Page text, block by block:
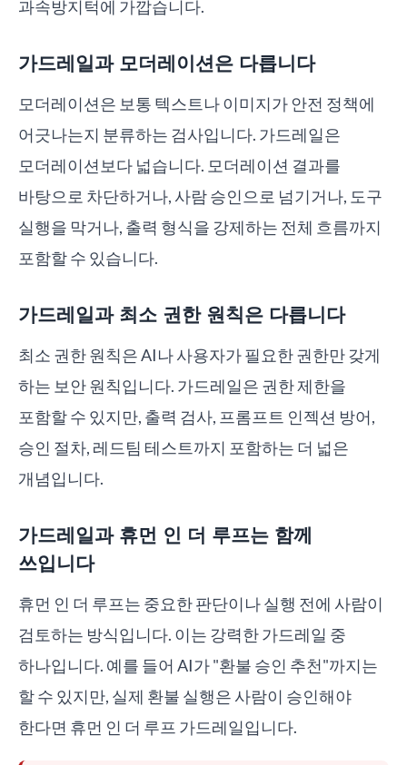
과속방지턱에 가깝습니다.
가드레일과 모더레이션은 다릅니다
모더레이션은 보통 텍스트나 이미지가 안전 정책에
어긋나는지 분류하는 검사입니다. 가드레일은
모더레이션보다 넓습니다. 모더레이션 결과를
바탕으로 차단하거나, 사람 승인으로 넘기거나, 도구
실행을 막거나, 출력 형식을 강제하는 전체 흐름까지
포함할 수 있습니다.
가드레일과 최소 권한 원칙은 다릅니다
최소 권한 원칙은 AI나 사용자가 필요한 권한만 갖게
하는 보안 원칙입니다. 가드레일은 권한 제한을
포함할 수 있지만, 출력 검사, 프롬프트 인젝션 방어,
승인 절차, 레드팀 테스트까지 포함하는 더 넓은
개념입니다.
가드레일과 휴먼 인 더 루프는 함께
쓰입니다
휴먼 인 더 루프는 중요한 판단이나 실행 전에 사람이
검토하는 방식입니다. 이는 강력한 가드레일 중
하나입니다. 예를 들어 AI가 "환불 승인 추천"까지는
할 수 있지만, 실제 환불 실행은 사람이 승인해야
한다면 휴먼 인 더 루프 가드레일입니다.